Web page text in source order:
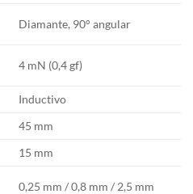
Diamante, 90° angular
4 mN (0,4 gf)
Inductivo
45 mm
15 mm
0,25 mm / 0,8 mm / 2,5 mm